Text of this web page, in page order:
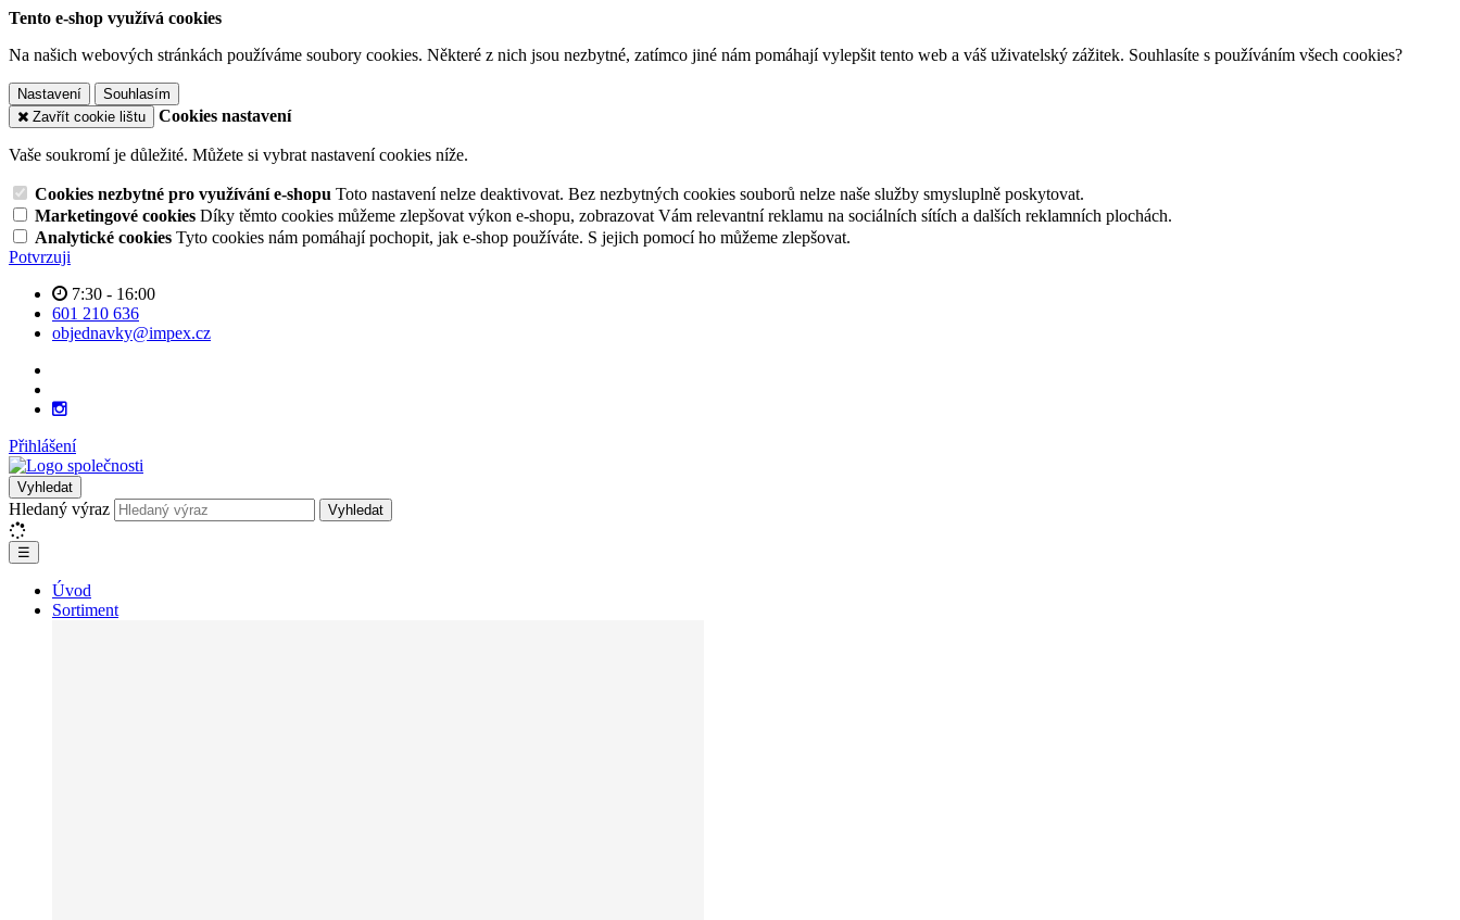
Tento e-shop využívá cookies
Na našich webových stránkách používáme soubory cookies. Některé z nich jsou nezbytné, zatímco jiné nám pomáhají vylepšit tento web a váš uživatelský zážitek. Souhlasíte s používáním všech cookies?
Nastavení
Souhlasím
Zavřít cookie lištu
Cookies nastavení
Vaše soukromí je důležité. Můžete si vybrat nastavení cookies níže.
Cookies nezbytné pro využívání e-shopu Toto nastavení nelze deaktivovat. Bez nezbytných cookies souborů nelze naše služby smysluplně poskytovat.
Marketingové cookies Díky těmto cookies můžeme zlepšovat výkon e-shopu, zobrazovat Vám relevantní reklamu na sociálních sítích a dalších reklamních plochách.
Analytické cookies Tyto cookies nám pomáhají pochopit, jak e-shop používáte. S jejich pomocí ho můžeme zlepšovat.
Potvrzuji
7:30 - 16:00
601 210 636
objednavky@impex.cz
Přihlášení
Vyhledat
Hledaný výraz Vyhledat
☰
Úvod
Sortiment